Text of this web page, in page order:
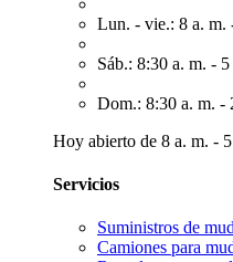
Lun. - vie.: 8 a. m.
Sáb.: 8:30 a. m. -
Dom.: 8:30 a. m. -
Hoy abierto de 8 a. m. -
Servicios
Suministros de
Camiones para